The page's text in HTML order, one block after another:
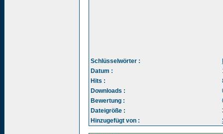
Schlüsselwörter :
Datum :
Hits :
Downloads :
Bewertung :
Dateigröße :
Hinzugefügt von :